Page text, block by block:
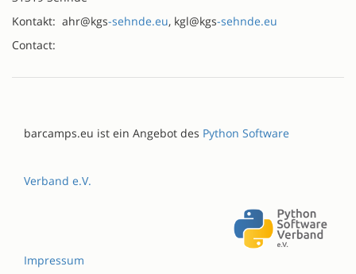
Kontakt: ahr@kgs-sehnde.eu, kgl@kgs-sehnde.eu
Contact:
barcamps.eu ist ein Angebot des Python Software
Verband e.V.
Impressum